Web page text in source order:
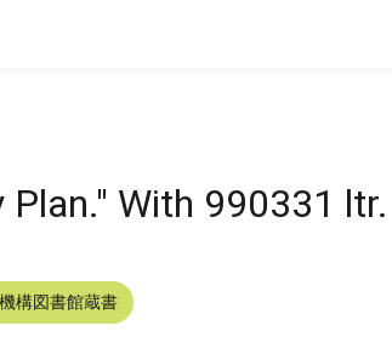
With 990331 ltr.
構図書館蔵書